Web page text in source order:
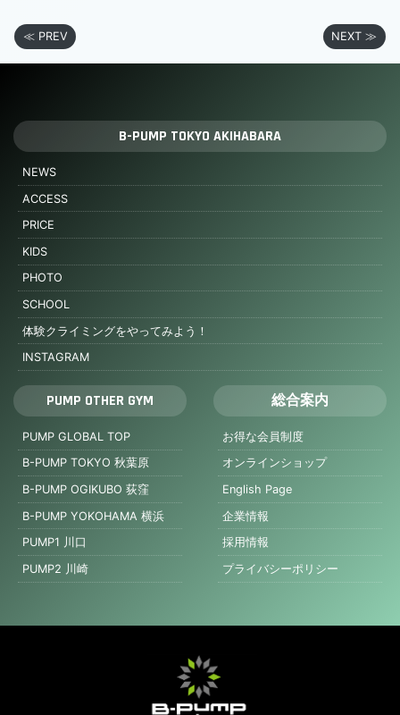
≪ PREV NEXT ≫
B-PUMP TOKYO AKIHABARA
NEWS
ACCESS
PRICE
KIDS
PHOTO
SCHOOL
体験クライミングをやってみよう！
INSTAGRAM
PUMP OTHER GYM
PUMP GLOBAL TOP
B-PUMP TOKYO 秋葉原
B-PUMP OGIKUBO 荻窪
B-PUMP YOKOHAMA 横浜
PUMP1 川口
PUMP2 川崎
総合案内
お得な会員制度
オンラインショップ
English Page
企業情報
採用情報
プライバシーポリシー